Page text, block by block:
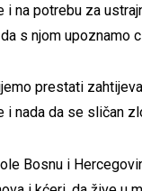
i na potrebu za
s njom upoznamo
prestati
i nada da se sličan
Bosnu i